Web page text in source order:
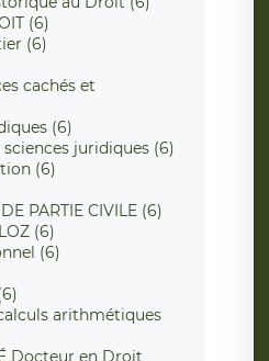
(6)
(6)
cachés et
(6)
sciences juridiques (6)
(6)
PARTIE CIVILE (6)
(6)
(6)
arithmétiques
Docteur en Droit